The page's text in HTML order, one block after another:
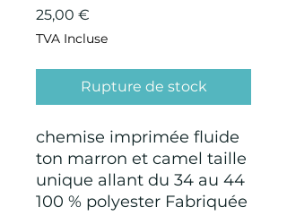
25,00 €
TVA Incluse
Rupture de stock
chemise imprimée fluide
ton marron et camel taille
unique allant du 34 au 44
100 % polyester Fabriquée